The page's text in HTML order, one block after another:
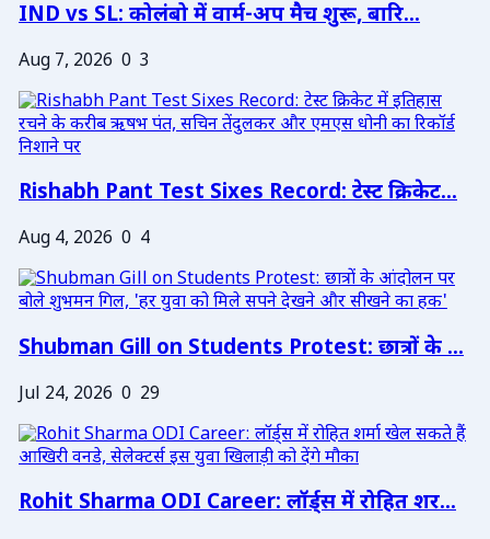
IND vs SL: कोलंबो में वार्म-अप मैच शुरू, बारि...
Aug 7, 2026 0 3
Rishabh Pant Test Sixes Record: टेस्ट क्रिकेट...
Aug 4, 2026 0 4
Shubman Gill on Students Protest: छात्रों के ...
Jul 24, 2026 0 29
Rohit Sharma ODI Career: लॉर्ड्स में रोहित शर...